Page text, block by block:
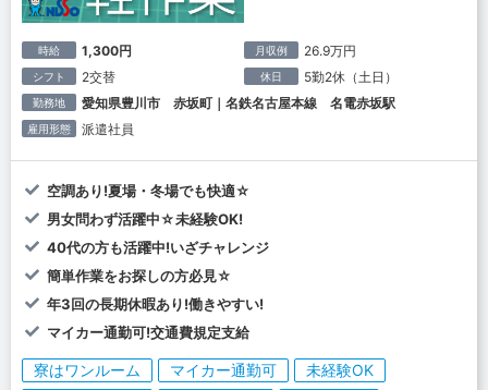
時給 1,300円 月収例 26.9万円
シフト 2交替 休日 5勤2休（土日）
勤務地 愛知県豊川市 赤坂町｜名鉄名古屋本線 名電赤坂駅
雇用形態 派遣社員
空調あり!夏場・冬場でも快適☆
男女問わず活躍中☆未経験OK!
40代の方も活躍中!いざチャレンジ
簡単作業をお探しの方必見☆
年3回の長期休暇あり!働きやすい!
マイカー通勤可!交通費規定支給
寮はワンルーム マイカー通勤可
未経験OK